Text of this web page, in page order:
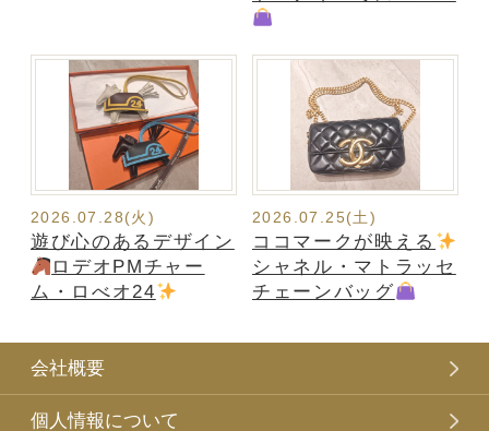
2026.07.28(火)
遊び心のあるデザイン
ロデオPMチャー
ム・ロべオ24
2026.07.25(土)
ココマークが映える
シャネル・マトラッセ
チェーンバッグ
会社概要
個人情報について